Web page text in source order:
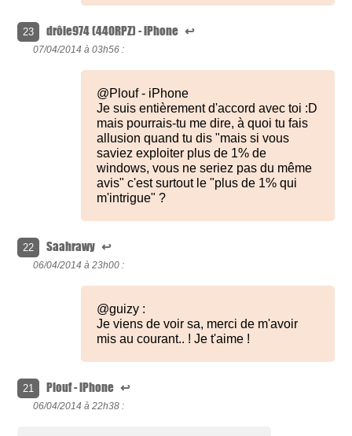
23 drôle974 (440RPZ) - iPhone ↩
07/04/2014 à 03h56 :
@Plouf - iPhone
Je suis entièrement d'accord avec toi :D
mais pourrais-tu me dire, à quoi tu fais
allusion quand tu dis "mais si vous
saviez exploiter plus de 1% de
windows, vous ne seriez pas du même
avis" c'est surtout le "plus de 1% qui
m'intrigue" ?
22 Saahrawy ↩
06/04/2014 à 23h00 :
@guizy :
Je viens de voir sa, merci de m'avoir
mis au courant.. ! Je t'aime !
21 Plouf - iPhone ↩
06/04/2014 à 22h38 :